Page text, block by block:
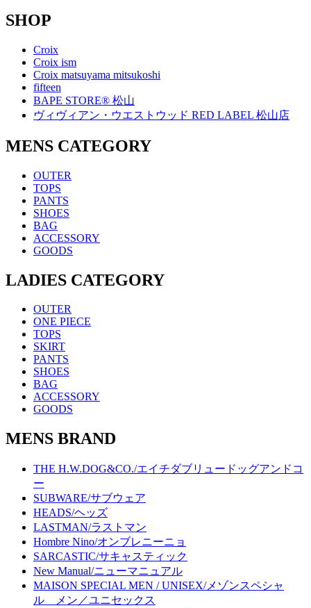
SHOP
Croix
Croix ism
Croix matsuyama mitsukoshi
fifteen
BAPE STORE® 松山
ヴィヴィアン・ウエストウッド RED LABEL 松山店
MENS CATEGORY
OUTER
TOPS
PANTS
SHOES
BAG
ACCESSORY
GOODS
LADIES CATEGORY
OUTER
ONE PIECE
TOPS
SKIRT
PANTS
SHOES
BAG
ACCESSORY
GOODS
MENS BRAND
THE H.W.DOG&CO./エイチダブリュードッグアンドコ
ー
SUBWARE/サブウェア
HEADS/ヘッズ
LASTMAN/ラストマン
Hombre Nino/オンブレニーニョ
SARCASTIC/サキャスティック
New Manual/ニューマニュアル
MAISON SPECIAL MEN / UNISEX/メゾンスペシャ
ル メン／ユニセックス